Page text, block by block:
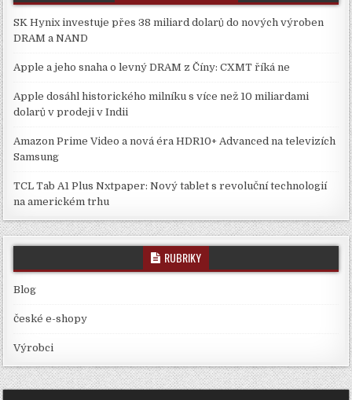
SK Hynix investuje přes 38 miliard dolarů do nových výroben
DRAM a NAND
Apple a jeho snaha o levný DRAM z Číny: CXMT říká ne
Apple dosáhl historického milníku s více než 10 miliardami
dolarů v prodeji v Indii
Amazon Prime Video a nová éra HDR10+ Advanced na televizích
Samsung
TCL Tab A1 Plus Nxtpaper: Nový tablet s revoluční technologií
na americkém trhu
RUBRIKY
Blog
české e-shopy
Výrobci